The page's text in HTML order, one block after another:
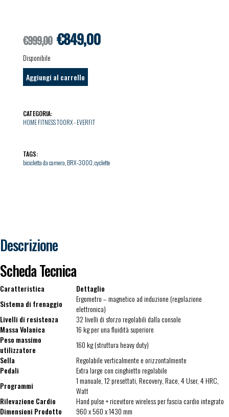
€999,00 Il prezzo originale era: €999,00.
€849,00Il prezzo attuale è: €849,00.
Disponibile
Aggiungi al carrello
CATEGORIA:
HOME FITNESS TOORX - EVERFIT
TAGS:
bicicletta da camera,BRX-3000,cyclette
Descrizione
Scheda Tecnica
Caratteristica
Dettaglio
Sistema di frenaggio
Ergometro – magnetico ad induzione (regolazione
elettronica)
Livelli di resistenza
32 livelli di sforzo regolabili dalla console
Massa Volanica
16 kg per una fluidità superiore
Peso massimo
utilizzatore
160 kg (struttura heavy duty)
Sella
Regolabile verticalmente e orizzontalmente
Pedali
Extra large con cinghietto regolabile
Programmi
1 manuale, 12 presettati, Recovery, Race, 4 User, 4 HRC,
Watt
Rilevazione Cardio
Hand pulse + ricevitore wireless per fascia cardio integrato
Dimensioni Prodotto
960 x 560 x 1430 mm